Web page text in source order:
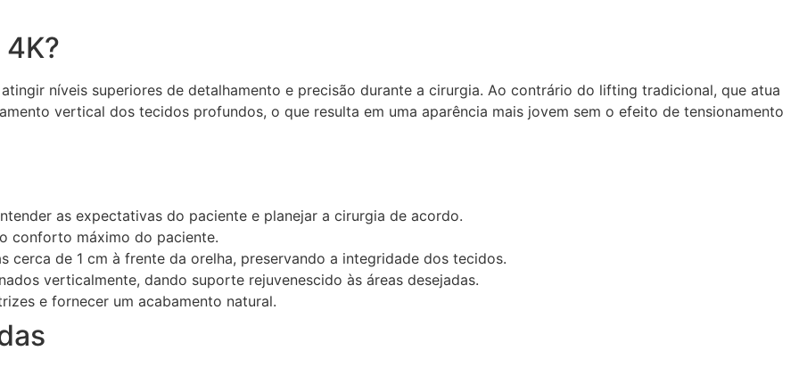
níveis superiores de detalhamento e precisão durante a cirurgia. Ao contrário do lifting tradicional, que atua
vertical dos tecidos profundos, o que resulta em uma aparência mais jovem sem o efeito de tensionamento
as expectativas do paciente e planejar a cirurgia de acordo.
conforto máximo do paciente.
cerca de 1 cm à frente da orelha, preservando a integridade dos tecidos.
verticalmente, dando suporte rejuvenescido às áreas desejadas.
e fornecer um acabamento natural.